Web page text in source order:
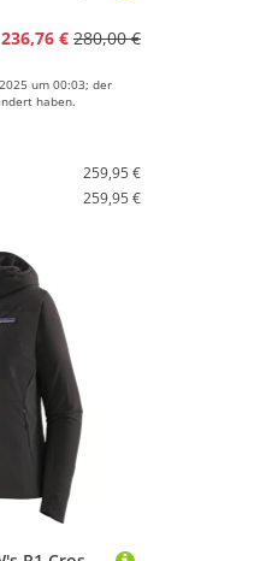
236,76 € 280,00 €
um 00:03; der
haben.
259,95 €
259,95 €